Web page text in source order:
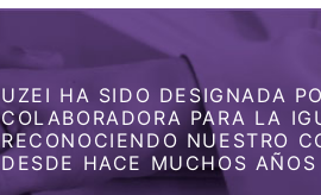
UZEI HA SIDO DESIGNADA
COLABORADORA PARA LA
RECONOCIENDO NUESTRO
DESDE HACE MUCHOS AÑOS